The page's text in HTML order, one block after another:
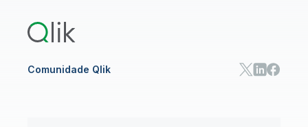
Comunidade Qlik